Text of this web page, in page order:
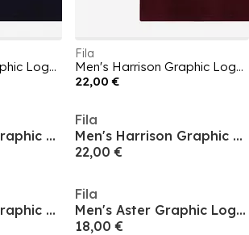
Men's Harrison Graphic Logo T-Shirt
Fila
Men's Harrison Graphic Logo T-Shirt
22,00 €
Men's Harrison Graphic Logo T-Shirt
Fila
Men's Harrison Graphic Logo T-Shirt
22,00 €
Men's Harrison Graphic Logo T-Shirt
Fila
Men's Aster Graphic Logo Ringer T-Shirt
18,00 €